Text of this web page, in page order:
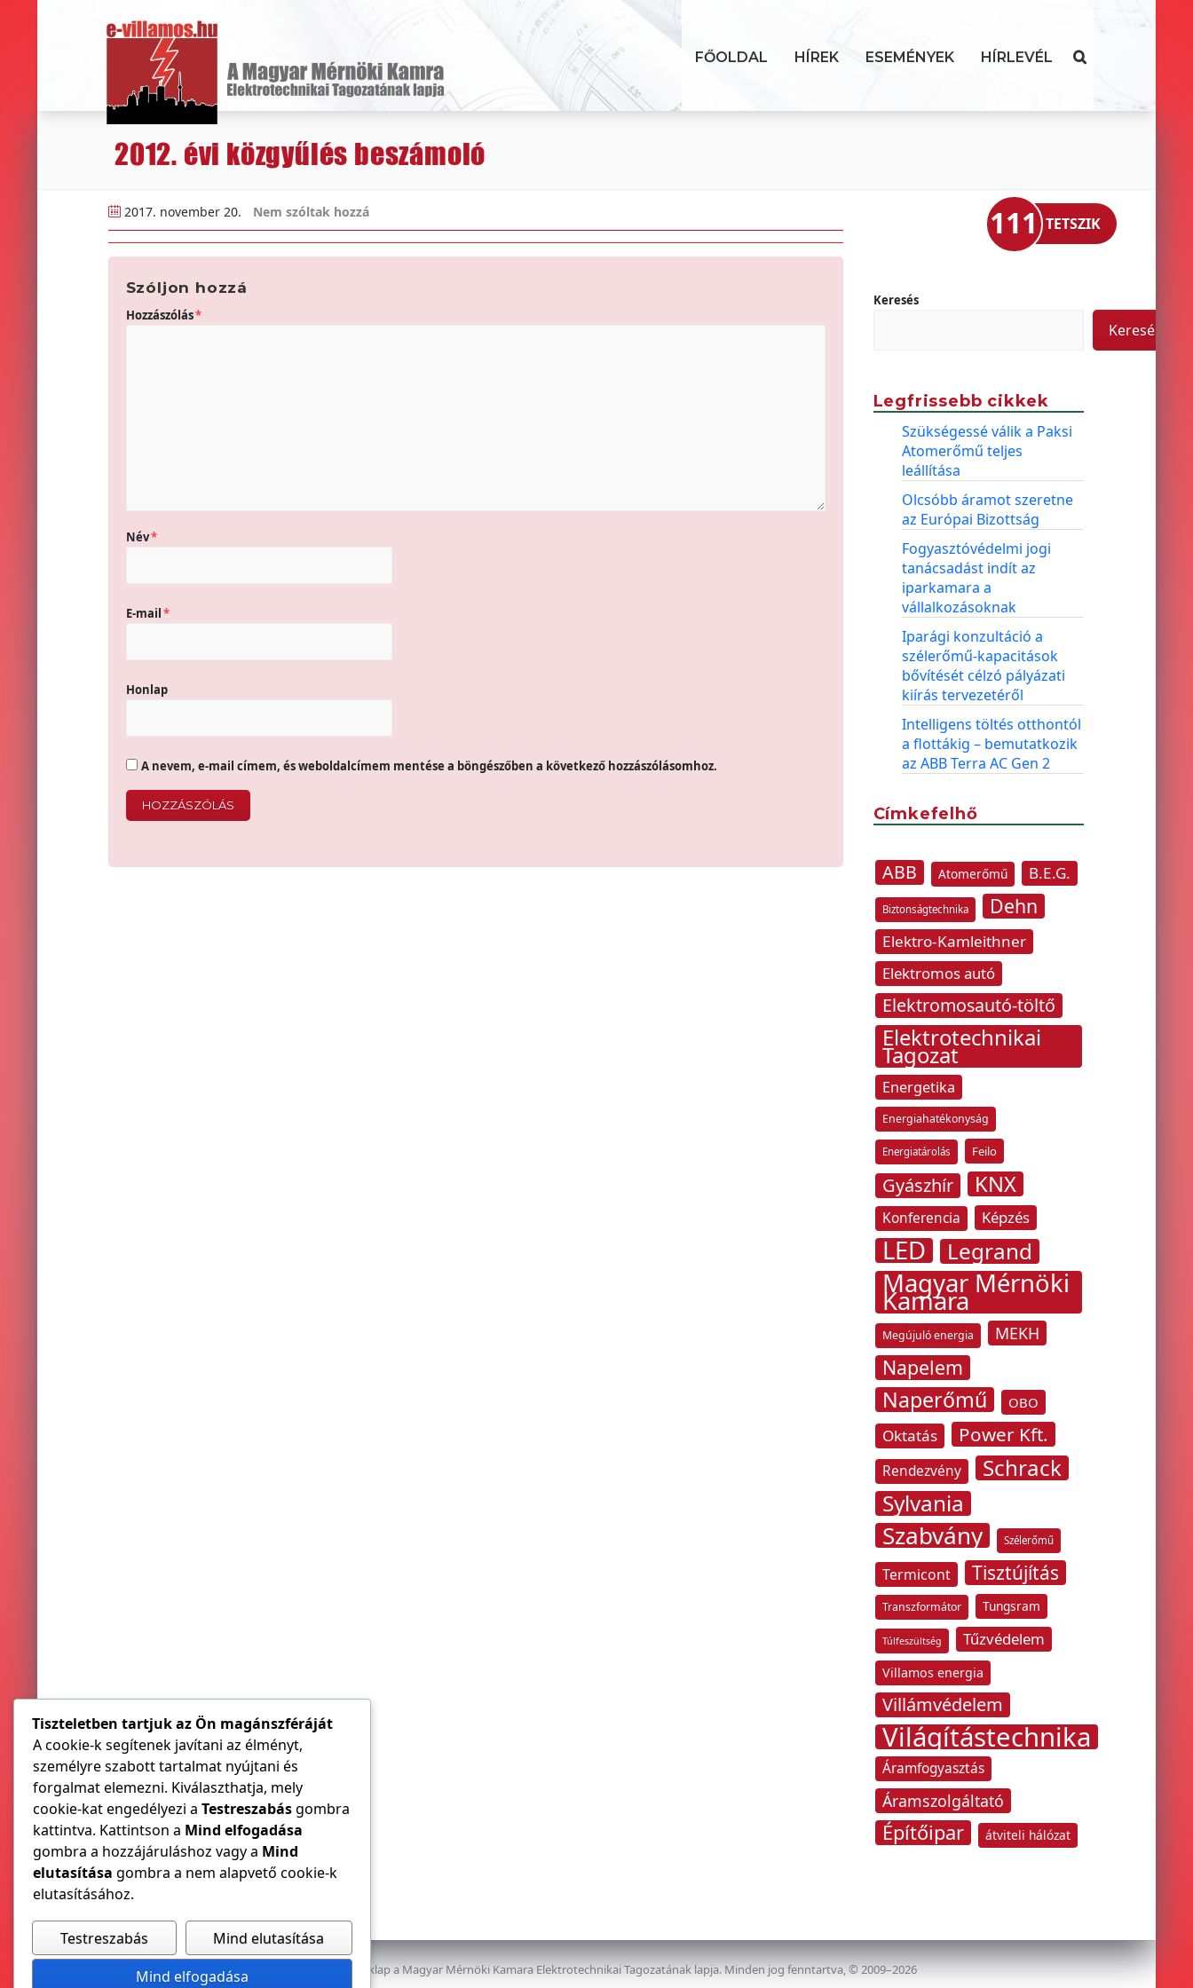
FŐOLDAL HÍREK ESEMÉNYEK HÍRLEVÉL
2012. évi közgyűlés beszámoló
2017. november 20. Nem szóltak hozzá
Szóljon hozzá
Hozzászólás*
Név*
E-mail*
Honlap
A nevem, e-mail címem, és weboldalcímem mentése a böngészőben a következő hozzászólásomhoz.
111 TETSZIK
Keresés
Keresés
Legfrissebb cikkek
Szükségessé válik a Paksi
Atomerőmű teljes
leállítása
Olcsóbb áramot szeretne
az Európai Bizottság
Fogyasztóvédelmi jogi
tanácsadást indít az
iparkamara a
vállalkozásoknak
Iparági konzultáció a
szélerőmű-kapacitások
bővítését célzó pályázati
kiírás tervezetéről
Intelligens töltés otthontól
a flottákig – bemutatkozik
az ABB Terra AC Gen 2
Címkefelhő
ABB Atomerőmű B.E.G.
Biztonságtechnika Dehn
Elektro-Kamleithner
Elektromos autó
Elektromosautó-töltő
Elektrotechnikai
Tagozat
Energetika
Energiahatékonyság
Energiatárolás Feilo
Gyászhír KNX
Konferencia Képzés
LED Legrand
Magyar Mérnöki
Kamara
Megújuló energia MEKH
Napelem
Naperőmű OBO
Oktatás Power Kft.
Rendezvény
Schrack
Sylvania
Szabvány Szélerőmű
Termicont Tisztújítás
Transzformátor Tungsram
Túlfeszültség Tűzvédelem
Villamos energia
Villámvédelem
Világítástechnika
Áramfogyasztás
Áramszolgáltató
Építőipar átviteli hálózat
Az E-VILLAMOS szaklap a Magyar Mérnöki Kamara Elektrotechnikai Tagozatának lapja. Minden jog fenntartva, © 2009–2026
Tiszteletben tartjuk az Ön magánszféráját
A cookie-k segítenek javítani az élményt,
személyre szabott tartalmat nyújtani és
forgalmat elemezni. Kiválaszthatja, mely
cookie-kat engedélyezi a Testreszabásgombra
kattintva. Kattintson a Mind elfogadása
gombra a hozzájáruláshoz vagy a Mind
elutasítása gombra a nem alapvető cookie-k
elutasításához.
Testreszabás
Mind elutasítása
Mind elfogadása